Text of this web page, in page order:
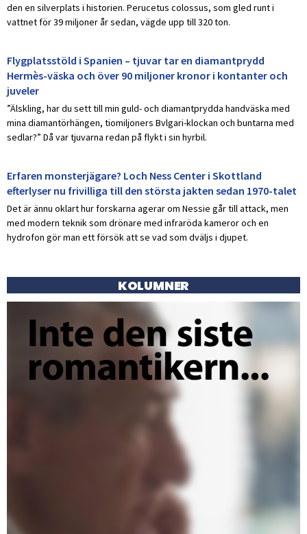
den en silverplats i historien. Perucetus colossus, som gled runt i
vattnet för 39 miljoner år sedan, vägde upp till 320 ton.
Flygplatsstöld i Spanien – tjuvar tar en diamantprydd
Hermès-väska och över 90 miljoner kronor i kontanter och
juveler
”Älskling, har du sett till min guld- och diamantprydda handväska med
mina diamantörhängen, tiomiljoners Bvlgari-klockan och buntarna med
sedlar?” Då var tjuvarna redan på flykt i sin hyrbil.
Erfaren monsterjägare? Loch Ness Center i Skottland
efterlyser nu frivilliga till den största jakten sedan 1970-talet
Det är ännu oklart hur forskarna agerar om Nessie går till attack, men
med modern teknik som drönare med infraröda kameror och en
hydrofon gör man ett försök att se vad som dväljs i djupet.
KOLUMNER